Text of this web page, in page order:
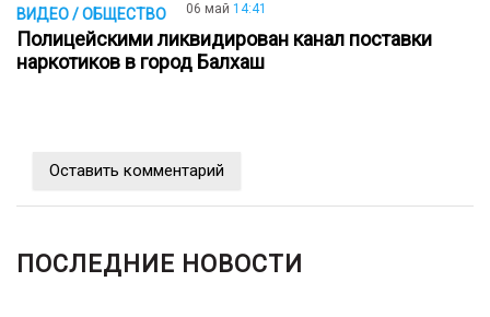
ВИДЕО / ОБЩЕСТВО 06 май 14:41
Полицейскими ликвидирован канал поставки
наркотиков в город Балхаш
Оставить комментарий
ПОСЛЕДНИЕ НОВОСТИ